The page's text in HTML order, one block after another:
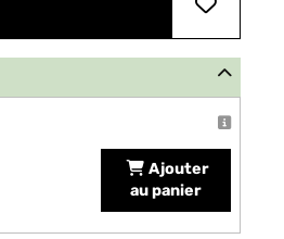
Ajouter
au panier